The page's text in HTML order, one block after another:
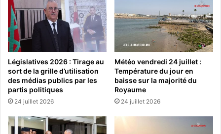
Législatives 2026 : Tirage au
sort de la grille d’utilisation
des médias publics par les
partis politiques
24 juillet 2026
Météo vendredi 24 juillet :
Température du jour en
baisse sur la majorité du
Royaume
24 juillet 2026